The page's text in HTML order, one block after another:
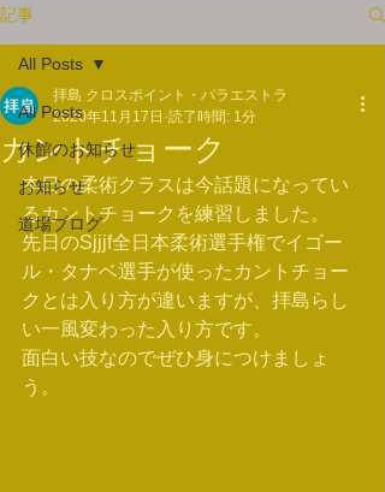
記事
All Posts
休館のお知らせ
お知らせ
道場ブログ
All Posts
カントチョーク
拝島 クロスポイント・パラエストラ
2020年11月17日 読了時間: 1分
本日の柔術クラスは今話題になってい
るカントチョークを練習しました。
先日のSjjjf全日本柔術選手権でイゴー
ル・タナベ選手が使ったカントチョー
クとは入り方が違いますが、拝島らし
い一風変わった入り方です。
面白い技なのでぜひ身につけましょ
う。